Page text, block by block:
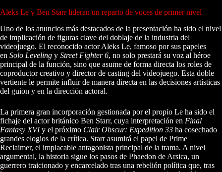
Aleks Le y Ben Starr lideran un reparto de voces de primer nivel
Uno de los anuncios más destacados de la presentación ha sido el nivel
de implicación de figuras clave del doblaje de la industria del
videojuego. El reconocido actor Aleks Le, famoso por sus papeles
en Solo Leveling y Street Fighter 6, no solo prestará su voz al héroe
principal de la función, sino que asume de forma directa los roles de
coproductor creativo y director de casting del videojuego. Esta doble
vertiente le permite influir de manera directa en las decisiones artísticas
del guion y en la dirección actoral.
La primera gran incorporación gestionada por el propio Le ha sido el
fichaje del actor británico Ben Starr, cuya interpretación en Final
Fantasy XVIy el próximo Clair Obscur: Expedition 33 ha cosechado
grandes elogios de la crítica. Starr asumirá el papel de Prime
Reclaimer, el implacable antagonista principal de la trama. A nivel
argumental, la historia sigue los pasos de Phaedon de Arsica, un
guerrero traicionado y encarcelado tras una rebelión política que, tras